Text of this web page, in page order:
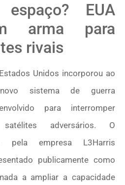
EUA
arma para
rivais
Unidos incorporou ao
sistema de guerra
para interromper
adversários. O
pela empresa L3Harris
publicamente como
a ampliar a capacidade